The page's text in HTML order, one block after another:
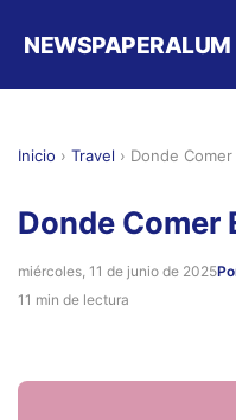
NEWSPAPERALUM
Inicio › Travel › Donde
Donde Comer
miércoles, 11 de junio de 2025
11 min de lectura